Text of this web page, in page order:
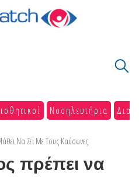
Νοσηλευτήρια
Να Ζει Με Τους Καύσωνες
πρέπει να